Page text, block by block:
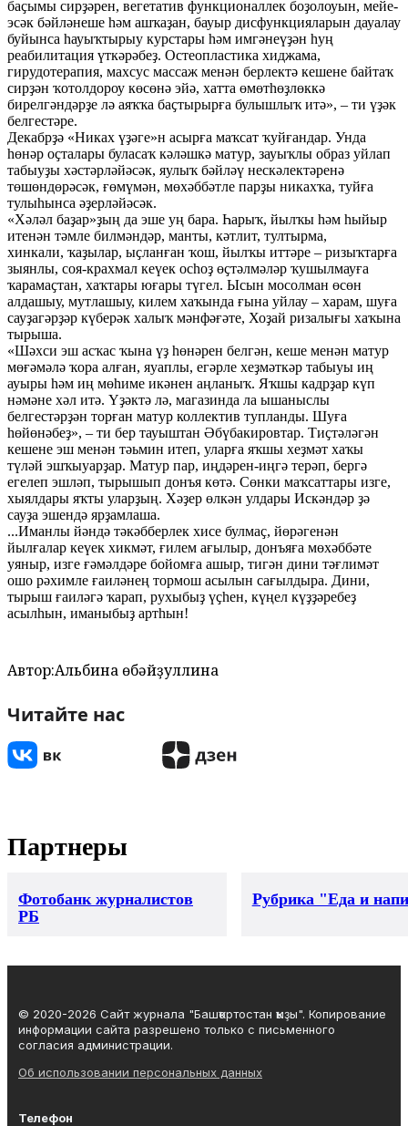
баҫымы сирҙәрен, вегетатив функционаллек боҙолоуын, мейе-
эсәк бәйләнеше һәм ашҡаҙан, бауыр дисфункцияларын дауалау
буйынса һауыҡтырыу курстары һәм имгәнеүҙән һуң
реабилитация үткәрәбеҙ. Остеопластика хиджама,
гирудотерапия, махсус массаж менән берлектә кешене байтаҡ
сирҙән ҡотолдороу көсөнә эйә, хатта өмөтһөҙлөккә
бирелгәндәрҙе лә аяҡҡа баҫтырырға булышлыҡ итә», – ти үҙәк
белгестәре.
Декабрҙә «Никах үҙәге»н асырға маҡсат ҡуйғандар. Унда
һөнәр оҫталары буласаҡ кәләшкә матур, зауыҡлы образ уйлап
табыуҙы хәстәрләйәсәк, яулыҡ бәйләү нескәлектәренә
төшөндөрәсәк, ғөмүмән, мөхәббәтле парҙы никахҡа, туйға
тулыһынса әҙерләйәсәк.
«Хәләл баҙар»ҙың да эше уң бара. Һарыҡ, йылҡы һәм һыйыр
итенән тәмле билмәндәр, манты, кәтлит, тултырма,
хинкали, ҡаҙылар, ыҫланған ҡош, йылҡы иттәре – ризыҡтарға
зыянлы, соя-крахмал кеүек осһоҙ өҫтәлмәләр ҡушылмауға
ҡарамаҫтан, хаҡтары юғары түгел. Ысын мосолман өсөн
алдашыу, мутлашыу, килем хаҡында ғына уйлау – харам, шуға
сауҙагәрҙәр күберәк халыҡ мәнфәғәте, Хоҙай ризалығы хаҡына
тырыша.
«Шәхси эш асҡас ҡына үҙ һөнәрен белгән, кеше менән матур
мөғәмәлә ҡора алған, яуаплы, егәрле хеҙмәткәр табыуы иң
ауыры һәм иң мөһиме икәнен аңланыҡ. Яҡшы кадрҙар күп
нәмәне хәл итә. Үҙәктә лә, магазинда ла ышаныслы
белгестәрҙән торған матур коллектив тупланды. Шуға
һөйөнәбеҙ», – ти бер тауыштан Әбүбакировтар. Тиҫтәләгән
кешене эш менән тәьмин итеп, уларға яҡшы хеҙмәт хаҡы
түләй эшҡыуарҙар. Матур пар, иңдәрен-иңгә терәп, бергә
егелеп эшләп, тырышып донъя көтә. Сөнки маҡсаттары изге,
хыялдары яҡты уларҙың. Хәҙер өлкән улдары Искәндәр ҙә
сауҙа эшендә ярҙамлаша.
...Иманлы йәндә тәкәбберлек хисе булмаҫ, йөрәгенән
йылғалар кеүек хикмәт, ғилем ағылыр, донъяға мөхәббәте
уяныр, изге ғәмәлдәре бойомға ашыр, тигән дини тәғлимәт
ошо рәхимле ғаиләнең тормош асылын сағылдыра. Дини,
тырыш ғаиләгә ҡарап, рухыбыҙ үҫһен, күңел күҙҙәребеҙ
асылһын, иманыбыҙ артһын!
Автор:Альбина Ғөбәйҙуллина
Читайте нас
Партнеры
Фотобанк журналистов
РБ
Рубрика "Еда и
© 2020-2026 Сайт журнала "Башҡортостан ҡыҙы". Копирование
информации сайта разрешено только с письменного
согласия администрации.
Об использовании персональных данных
Телефон